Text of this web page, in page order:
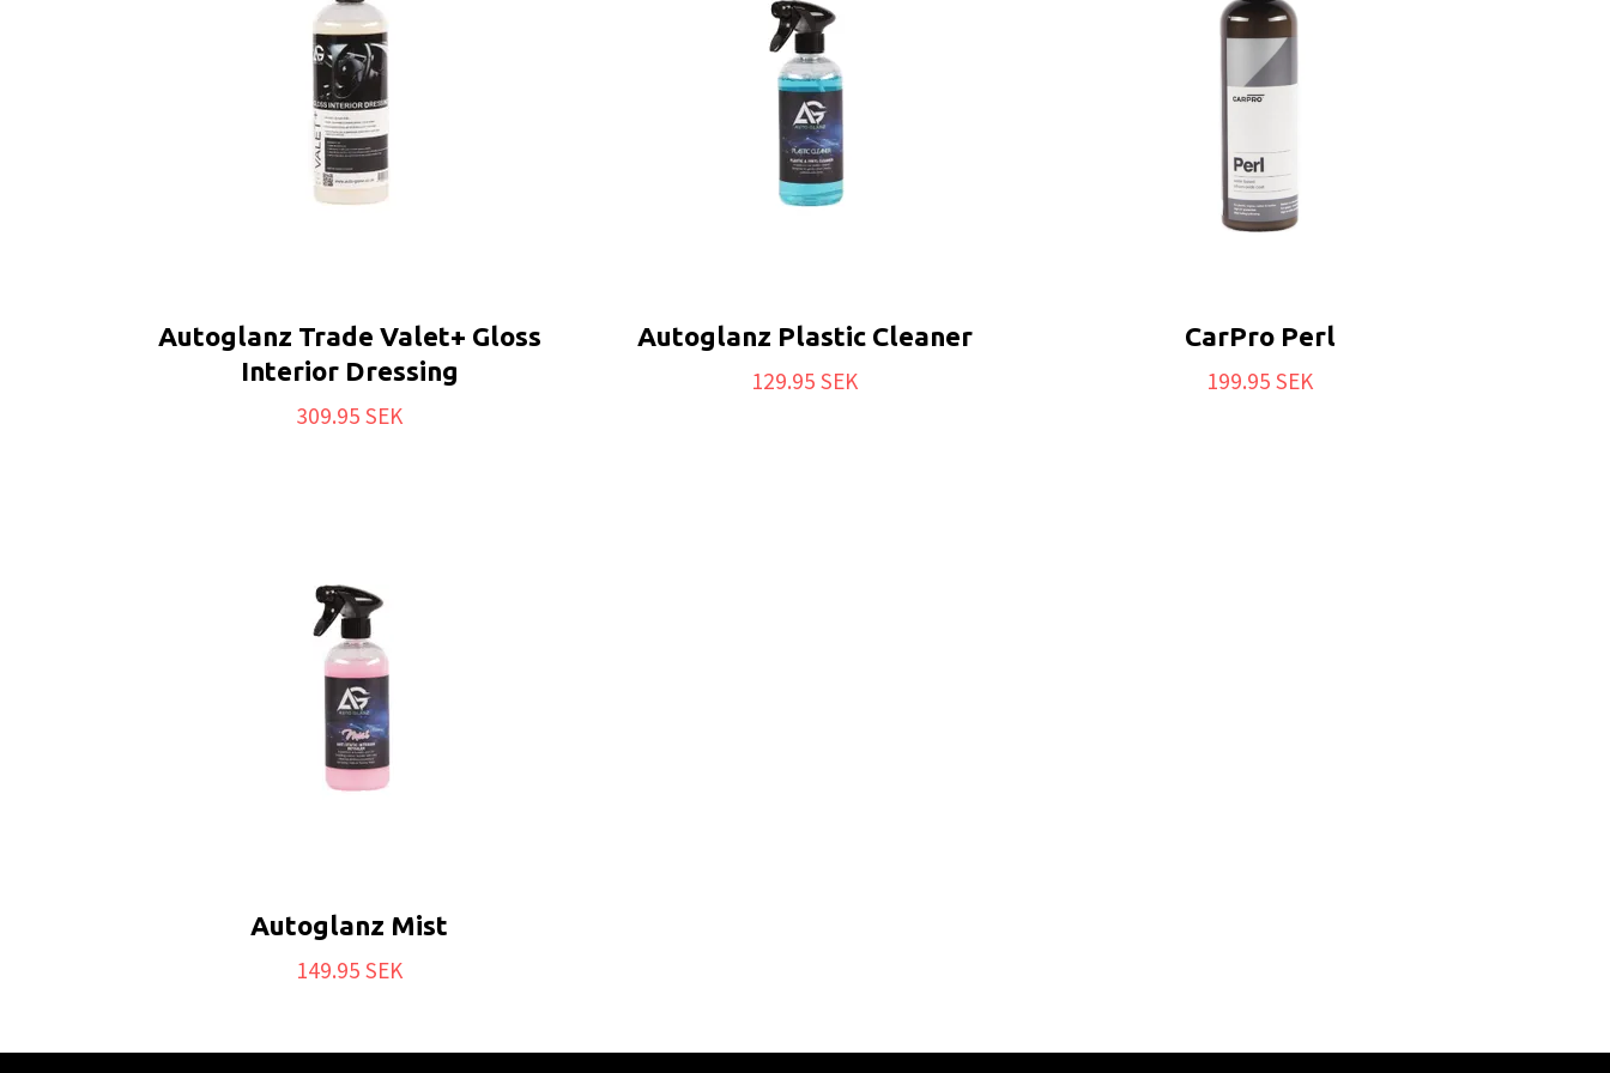
Autoglanz Trade Valet+ Gloss
Interior Dressing
309.95 SEK
Autoglanz Plastic Cleaner
129.95 SEK
CarPro Perl
199.95 SEK
Autoglanz Mist
149.95 SEK